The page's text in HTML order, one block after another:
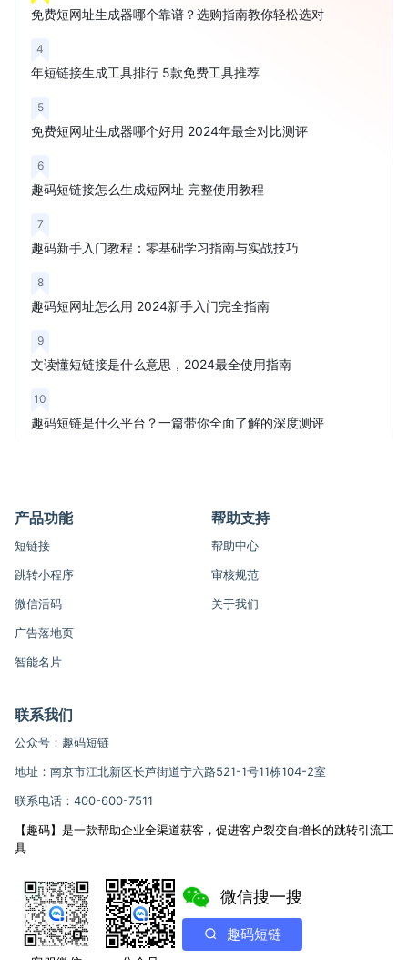
免费短网址生成器哪个靠谱？选购指南教你轻松选对
4
年短链接生成工具排行 5款免费工具推荐
5
免费短网址生成器哪个好用 2024年最全对比测评
6
趣码短链接怎么生成短网址 完整使用教程
7
趣码新手入门教程：零基础学习指南与实战技巧
8
趣码短网址怎么用 2024新手入门完全指南
9
文读懂短链接是什么意思，2024最全使用指南
10
趣码短链是什么平台？一篇带你全面了解的深度测评
产品功能
短链接
跳转小程序
微信活码
广告落地页
智能名片
帮助支持
帮助中心
审核规范
关于我们
联系我们
公众号：趣码短链
地址：南京市江北新区长芦街道宁六路521-1号11栋104-2室
联系电话：400-600-7511
【趣码】是一款帮助企业全渠道获客，促进客户裂变自增长的跳转引流工
具
微信搜一搜
趣码短链